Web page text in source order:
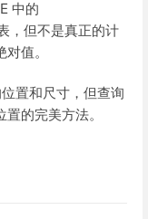
中的
，但不是真正的计
值。
置和尺寸，但查询
的完美方法。